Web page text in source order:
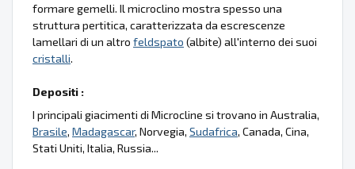
formare gemelli. Il microclino mostra spesso una
struttura pertitica, caratterizzata da escrescenze
lamellari di un altro feldspato (albite) all'interno dei suoi
cristalli.
Depositi :
I principali giacimenti di Microcline si trovano in Australia,
Brasile, Madagascar, Norvegia, Sudafrica, Canada, Cina,
Stati Uniti, Italia, Russia...